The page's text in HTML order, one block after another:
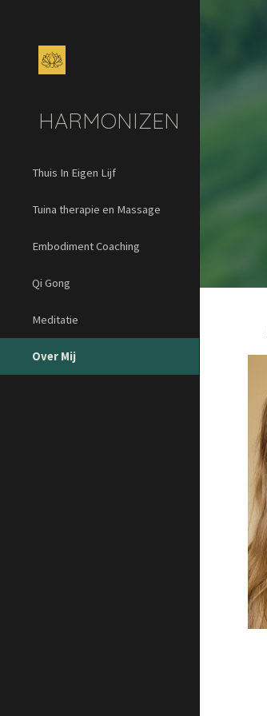
HARMONIZEN
Thuis In Eigen Lijf
Tuina therapie en Massage
Embodiment Coaching
Qi Gong
Meditatie
Over Mij